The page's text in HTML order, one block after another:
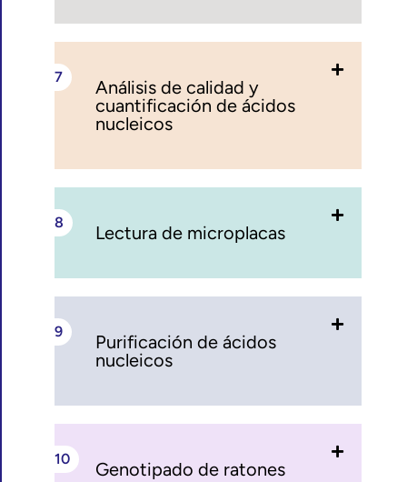
Análisis de calidad y
cuantificación de ácidos
nucleicos
Lectura de microplacas
Purificación de ácidos
nucleicos
Genotipado de ratones